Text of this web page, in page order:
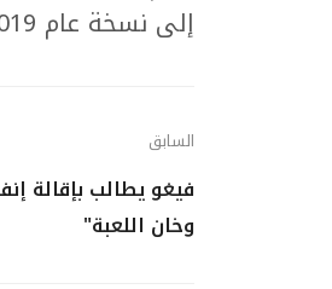
إلى نسخة عام 2019 بمصر، حينما تغلب 2 - صفر على غينيا بيساو بدور المجموعات.
السابق
فيغو يطالب بإقالة
وخان اللعبة"